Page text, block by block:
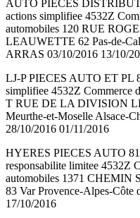
AUTO PIECES
actions simplifiee 4532Z
automobiles 120 RUE
LEAUWETTE 62 Pas-de-
ARRAS 03/10/2016 13/10/
LJ-P PIECES AUTO ET PL
simplifiee 4532Z Commerce
T RUE DE LA DIVISION
Meurthe-et-Moselle Alsace-
28/10/2016 01/11/2016
HYERES PIECES AUTO
responsabilite limitee 4532Z
automobiles 1371 CHEMIN
83 Var Provence-Alpes-
17/10/2016